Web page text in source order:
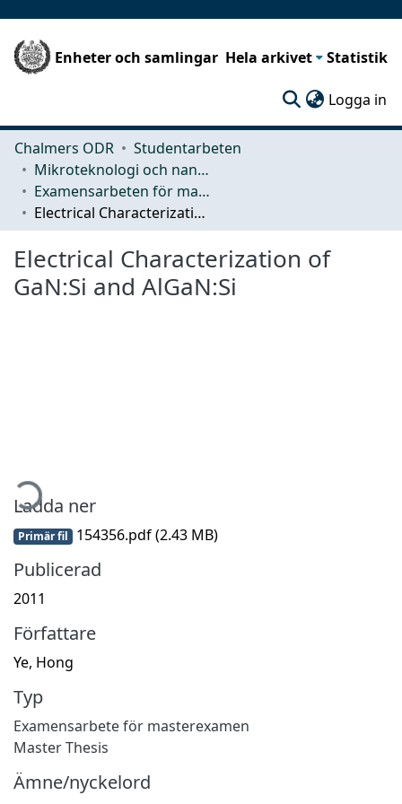
Enheter och samlingar Hela arkivet Statistik
Logga in
Chalmers ODR
Studentarbeten
Mikroteknologi och nanovetenskap (MC2)
Examensarbeten för masterexamen
Electrical Characterization of GaN:Si and AlGaN:Si
Electrical Characterization of
GaN:Si and AlGaN:Si
Ladda ner
Primär fil 154356.pdf(2.43 MB)
Publicerad
2011
Författare
Ye, Hong
Typ
Examensarbete för masterexamen
Master Thesis
Ämne/nyckelord